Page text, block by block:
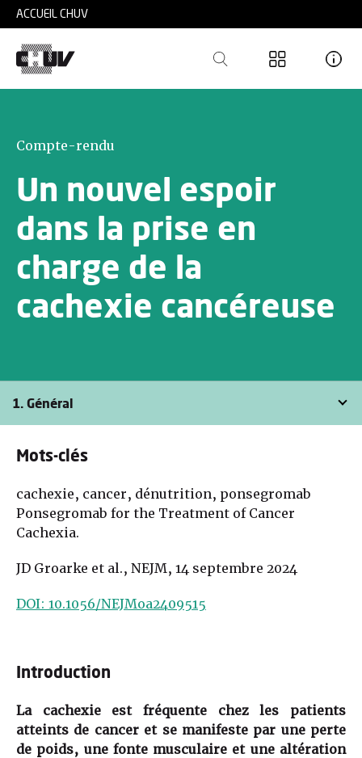
Skip to main content
ACCUEIL CHUV
Compte-rendu
Un nouvel espoir
dans la prise en
charge de la
cachexie cancéreuse
1. Général
Mots-clés
cachexie, cancer, dénutrition, ponsegromab
Ponsegromab for the Treatment of Cancer
Cachexia.
JD Groarke et al., NEJM, 14 septembre 2024
DOI: 10.1056/NEJMoa2409515
Introduction
La cachexie est fréquente chez les patients
atteints de cancer et se manifeste par une perte
de poids, une fonte musculaire et une altération